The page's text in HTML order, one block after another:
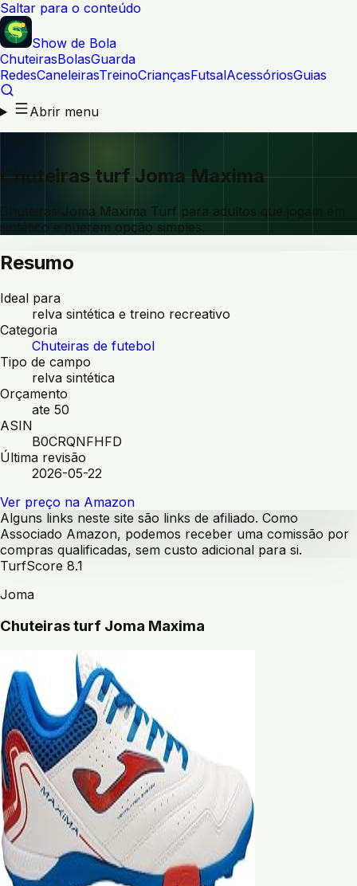
Saltar para o conteúdo
Show de Bola
ChuteirasBolasGuarda
RedesCaneleirasTreinoCriançasFutsalAcessóriosGuias
Abrir menu
Chuteiras turf Joma Maxima
Chuteiras Joma Maxima Turf para adultos que jogam em
sintético e querem opção simples.
Resumo
Ideal para
relva sintética e treino recreativo
Categoria
Chuteiras de futebol
Tipo de campo
relva sintética
Orçamento
ate 50
ASIN
B0CRQNFHFD
Última revisão
2026-05-22
Ver preço na Amazon
Alguns links neste site são links de afiliado. Como
Associado Amazon, podemos receber uma comissão por
compras qualificadas, sem custo adicional para si.
TurfScore 8.1
Joma
Chuteiras turf Joma Maxima